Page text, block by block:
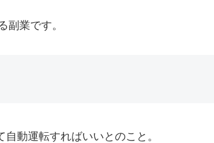
副業です。
動運転すればいいとのこと。